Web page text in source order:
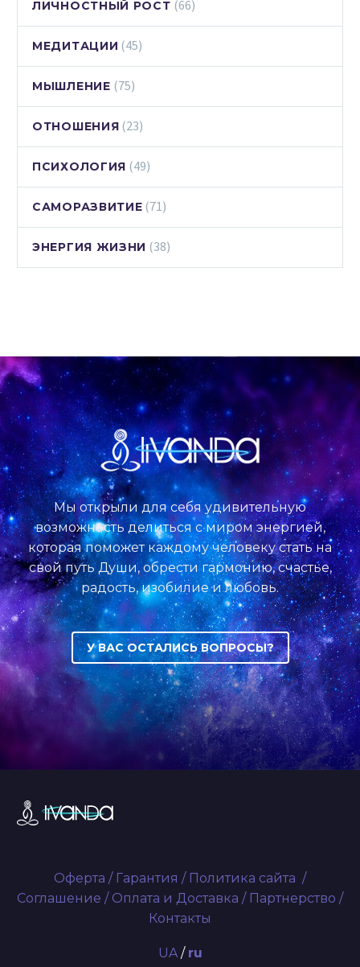
ЛИЧНОСТНЫЙ РОСТ (66)
МЕДИТАЦИИ (45)
МЫШЛЕНИЕ (75)
ОТНОШЕНИЯ (23)
ПСИХОЛОГИЯ (49)
САМОРАЗВИТИЕ (71)
ЭНЕРГИЯ ЖИЗНИ (38)
Мы открыли для себя удивительную
возможность делиться с миром энергией,
которая поможет каждому человеку стать на
свой путь Души, обрести гармонию, счастье,
радость, изобилие и любовь.
У ВАС ОСТАЛИСЬ ВОПРОСЫ?
Оферта / Гарантия / Политика сайта /
Соглашение / Оплата и Доставка / Партнерство /
Контакты
UA/ ru